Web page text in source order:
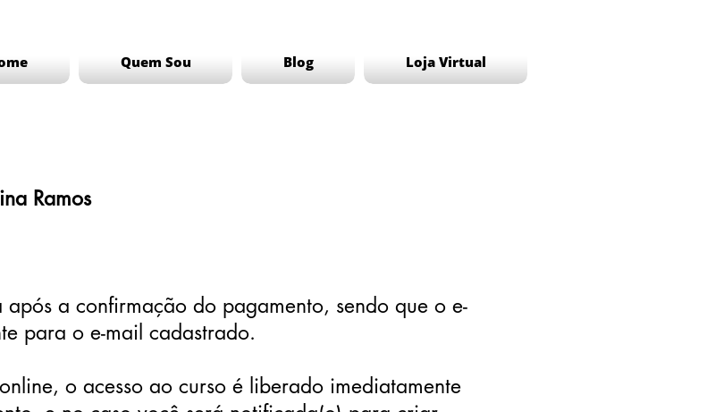
Quem Sou Blog Loja Virtual
Ramos
a confirmação do pagamento, sendo que o e-
para o e-mail cadastrado.
o acesso ao curso é liberado imediatamente